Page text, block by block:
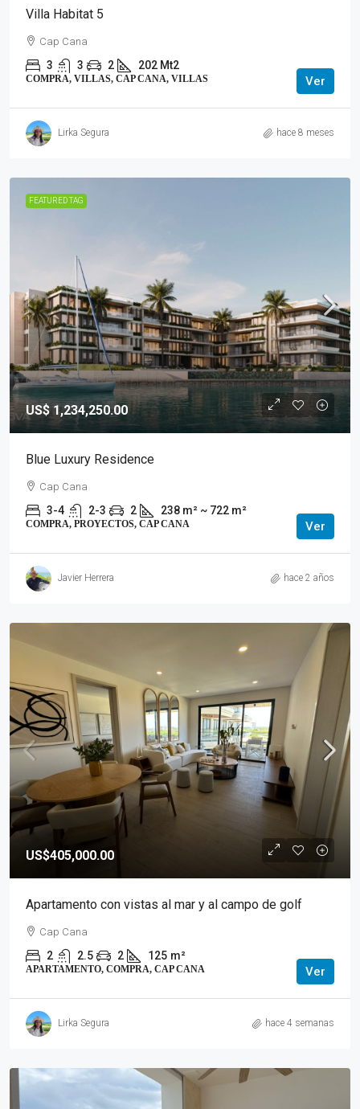
Villa Habitat 5
Cap Cana
3 3 2 202 Mt2
COMPRA, VILLAS, CAP CANA, VILLAS Ver
Lirka Segura hace 8 meses
FEATURED TAG
US$ 1,234,250.00
Blue Luxury Residence
Cap Cana
3-4 2-3 2 238 m² ~ 722 m²
COMPRA, PROYECTOS, CAP CANA Ver
Javier Herrera hace 2 años
US$405,000.00
Apartamento con vistas al mar y al campo de golf
Cap Cana
2 2.5 2 125 m²
APARTAMENTO, COMPRA, CAP CANA Ver
Lirka Segura hace 4 semanas